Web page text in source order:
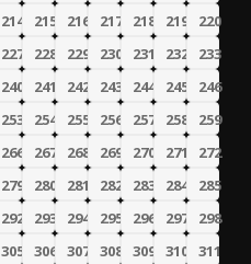
214 215 216 217 218 219
220
227 228 229 230 231 232
233
240 241 242 243 244 245
246
253 254 255 256 257 258
259
266 267 268 269 270 271
272
279 280 281 282 283 284
285
292 293 294 295 296 297
298
305 306 307 308 309 310
311